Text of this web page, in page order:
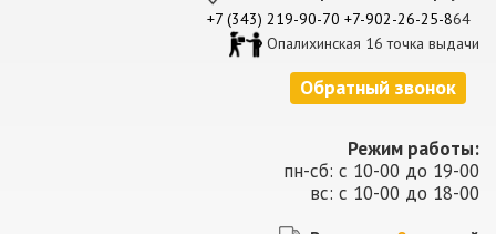
+7 (343) 219-90-70 +7-902-26-25-864
Опалихинская 16 точка выдачи
Обратный звонок
Режим работы:
пн-сб: с 10-00 до 19-00
вс: с 10-00 до 18-00